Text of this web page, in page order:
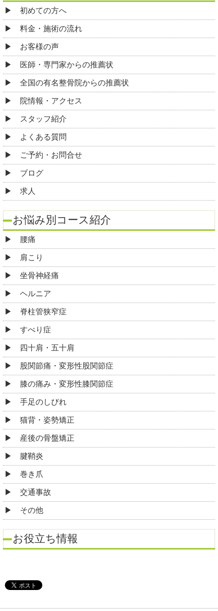
初めての方へ
料金・施術の流れ
お客様の声
医師・専門家からの推薦状
全国の有名整骨院からの推薦状
院情報・アクセス
スタッフ紹介
よくある質問
ご予約・お問合せ
ブログ
求人
お悩み別コース紹介
腰痛
肩こり
坐骨神経痛
ヘルニア
脊柱管狭窄症
すべり症
四十肩・五十肩
股関節痛・変形性股関節症
膝の痛み・変形性膝関節症
手足のしびれ
猫背・姿勢矯正
産後の骨盤矯正
腱鞘炎
巻き爪
交通事故
その他
お役立ち情報